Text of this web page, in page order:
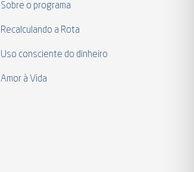
Sobre o programa
Recalculando a Rota
Uso consciente do dinheiro
Amor à Vida